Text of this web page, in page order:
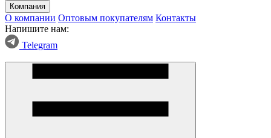
Компания
О компании Оптовым покупателям Контакты
Напишите нам:
Telegram